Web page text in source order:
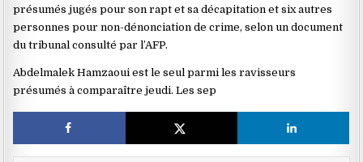
présumés jugés pour son rapt et sa décapitation et six autres
personnes pour non-dénonciation de crime, selon un document
du tribunal consulté par l’AFP.
Abdelmalek Hamzaoui est le seul parmi les ravisseurs
présumés à comparaître jeudi. Les sep